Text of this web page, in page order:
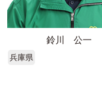
鈴川 公一
兵庫県